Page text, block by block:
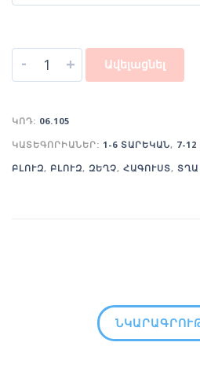
- + Ավելացնել
ԿՈԴ: 06.105
ԿԱՏԵԳՈՐԻԱՆԵՐ: 1-6 ՏԱՐԵԿԱՆ, 7-
ԲԼՈՒԶ, ԲԼՈՒԶ, ԶԵՂՉ, ՀԱԳՈՒՍՏ, ՏՂԱ